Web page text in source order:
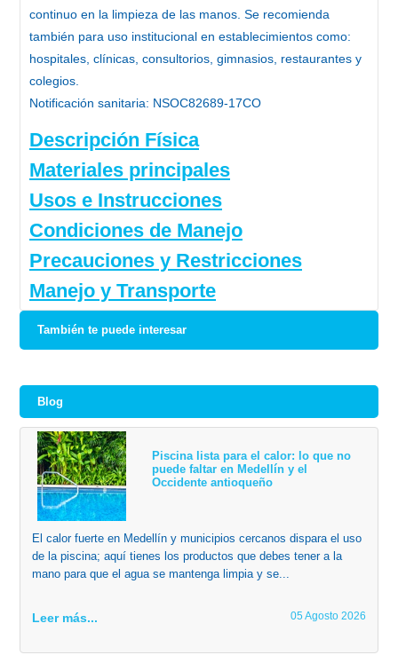
continuo en la limpieza de las manos. Se recomienda
también para uso institucional en establecimientos como:
hospitales, clínicas, consultorios, gimnasios, restaurantes y
colegios.
Notificación sanitaria: NSOC82689-17CO
Descripción Física
Materiales principales
Usos e Instrucciones
Condiciones de Manejo
Precauciones y Restricciones
Manejo y Transporte
También te puede interesar
Blog
Piscina lista para el calor: lo que no
puede faltar en Medellín y el
Occidente antioqueño
El calor fuerte en Medellín y municipios cercanos dispara el uso
de la piscina; aquí tienes los productos que debes tener a la
mano para que el agua se mantenga limpia y se...
Leer más... 05 Agosto 2026